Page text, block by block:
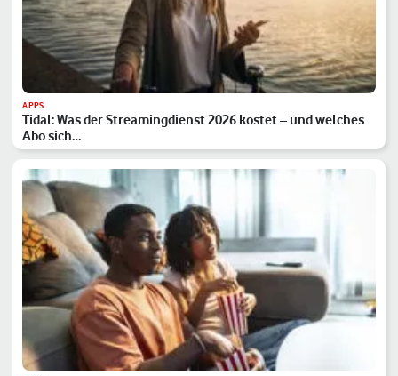
APPS
Tidal: Was der Streamingdienst 2026 kostet – und welches
Abo sich…